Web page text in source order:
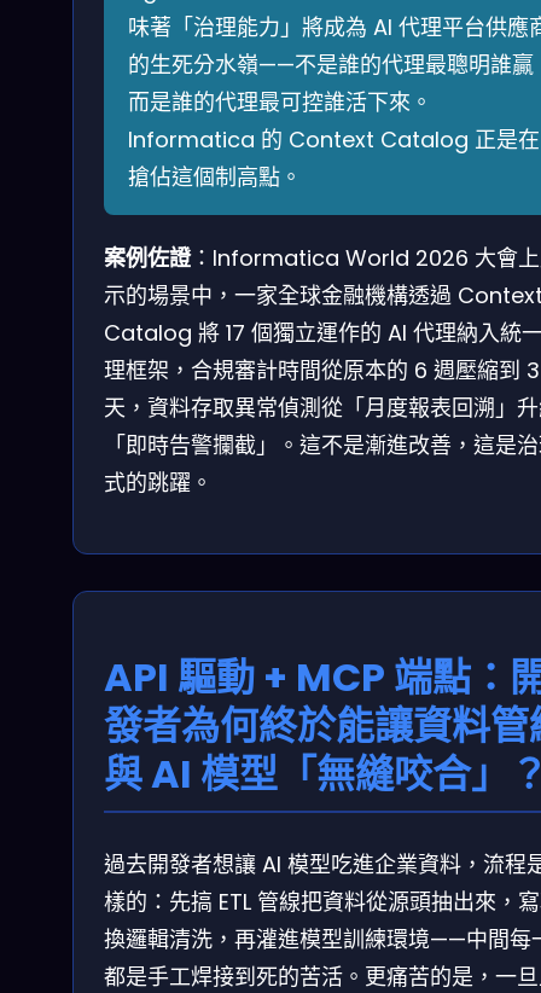
味著「治理能力」將成為 AI 代理平台供應
的生死分水嶺——不是誰的代理最聰明誰贏
而是誰的代理最可控誰活下來。
Informatica 的 Context Catalog 正是在
搶佔這個制高點。
案例佐證：Informatica World 2026 大會
示的場景中，一家全球金融機構透過
Catalog 將 17 個獨立運作的 AI 代理納入統
理框架，合規審計時間從原本的 6 週壓縮到 3
天，資料存取異常偵測從「月度報表回溯」
「即時告警攔截」。這不是漸進改善，這是
式的跳躍。
API 驅動 + MCP 端點：
發者為何終於能讓資料管
與 AI 模型「無縫咬合」
過去開發者想讓 AI 模型吃進企業資料，流程
樣的：先搞 ETL 管線把資料從源頭抽出來，
換邏輯清洗，再灌進模型訓練環境——中間每
都是手工焊接到死的苦活。更痛苦的是，一